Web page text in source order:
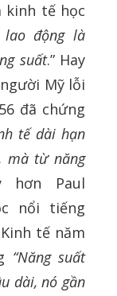
kinh tế học
lao động là
suất.” Hay
Mỹ lỗi
đã chứng
tế dài hạn
mà từ năng
hơn Paul
nổi tiếng
tế năm
“Năng suất
dài, nó gần